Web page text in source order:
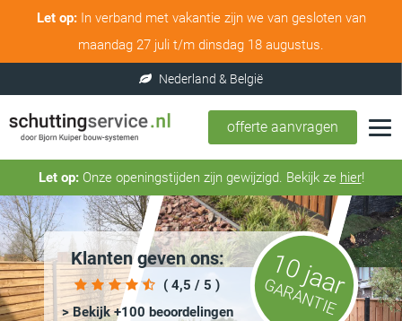
Let op:In verband met vakantie zijn we van gesloten van
maandag 27 juli t/m dinsdag 18 augustus.
offerte aanvragen
Let op:Onze openingstijden zijn gewijzigd. Bekijk ze hier!
Klanten geven ons:
( 4,5 / 5 )
> Bekijk +100 beoordelingen
10 jaar
GARANTIE